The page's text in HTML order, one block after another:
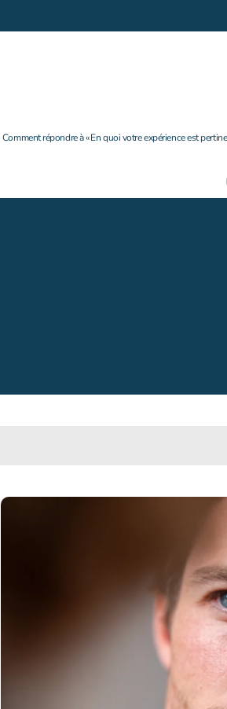
Comment répondre à « En quoi votre expérience est